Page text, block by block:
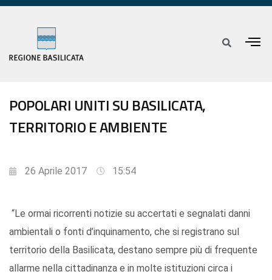
POPOLARI UNITI SU BASILICATA,
TERRITORIO E AMBIENTE
26 Aprile 2017 15:54
“Le ormai ricorrenti notizie su accertati e segnalati danni
ambientali o fonti d’inquinamento, che si registrano sul
territorio della Basilicata, destano sempre più di frequente
allarme nella cittadinanza e in molte istituzioni circa i